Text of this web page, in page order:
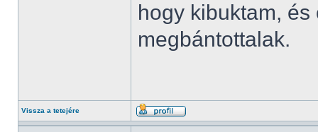
hogy kibuktam,
megbántottalak.
Vissza a tetejére